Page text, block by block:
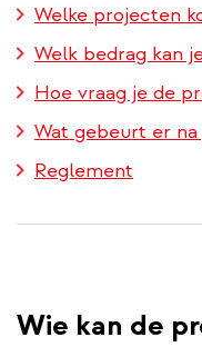
Welke projecten
Welk bedrag kan
Hoe vraag je de
Wat gebeurt er na
Reglement
Wie kan de